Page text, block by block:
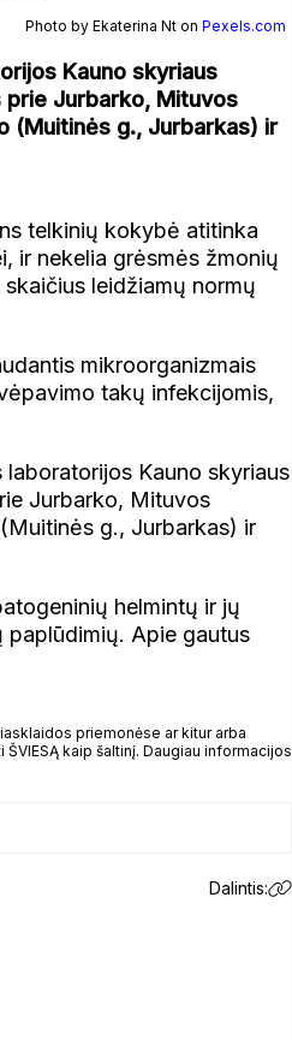
Photo by Ekaterina Nt on Pexels.com
Kauno skyriaus
prie Jurbarko, Mituvos
(Muitinės g., Jurbarkas) ir
telkinių kokybė atitinka
ir nekelia grėsmės žmonių
leidžiamų normų
mikroorganizmais
takų infekcijomis,
Kauno skyriaus
Jurbarko, Mituvos
g., Jurbarkas) ir
helmintų ir jų
Apie gautus
priemonėse ar kitur arba
kaip šaltinį. Daugiau informacijos
Dalintis: